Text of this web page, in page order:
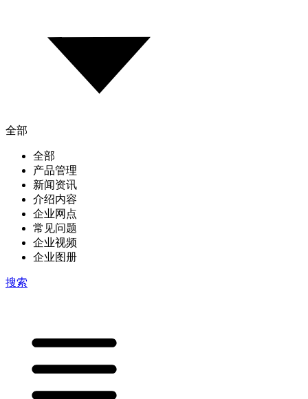
全部
全部
产品管理
新闻资讯
介绍内容
企业网点
常见问题
企业视频
企业图册
搜索